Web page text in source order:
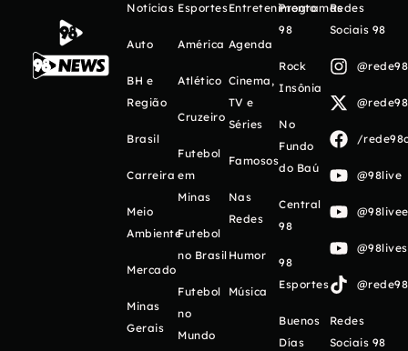
Notícias
Auto
BH e
Região
Brasil
Carreira
Meio
Ambiente
Mercado
Minas
Gerais
Esportes
América
Atlético
Cruzeiro
Futebol
em
Minas
Futebol
no Brasil
Futebol
no
Mundo
Entretenimento
Agenda
Cinema,
TV e
Séries
Famosos
Nas
Redes
Humor
Música
Programas
98
Rock
Insônia
No
Fundo
do Baú
Central
98
98
Esportes
Buenos
Días
Redes
Sociais 98
/
@98live
Redes
Sociais 98